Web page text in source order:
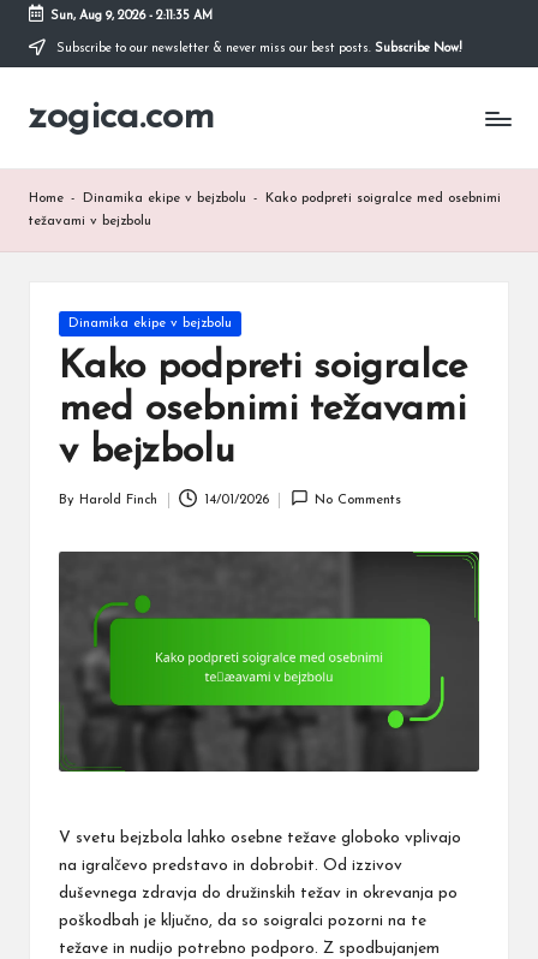
Skip
content
Sun, Aug 9, 2026- 2:11:36 AM
Subscribe to our newsletter & never miss our best posts. Subscribe Now!
zogica.com
Home - Dinamika ekipe v bejzbolu -
Kako podpreti soigralce med osebnimi
težavami v bejzbolu
Posted
in
Dinamika ekipe v bejzbolu
Kako podpreti soigralce
med osebnimi težavami
v bejzbolu
By Harold Finch 14/01/2026 No Comments
V svetu bejzbola lahko osebne težave globoko vplivajo
na igralčevo predstavo in dobrobit. Od izzivov
duševnega zdravja do družinskih težav in okrevanja po
poškodbah je ključno, da so soigralci pozorni na te
težave in nudijo potrebno podporo. Z spodbujanjem